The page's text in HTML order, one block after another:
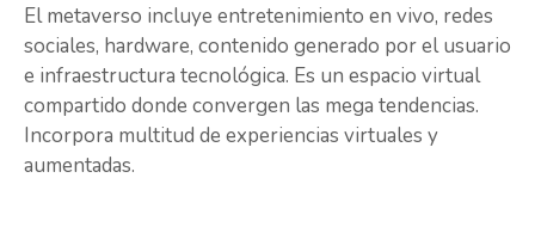
El metaverso incluye entretenimiento en vivo, redes
sociales, hardware, contenido generado por el usuario
e infraestructura tecnológica. Es un espacio virtual
compartido donde convergen las mega tendencias.
Incorpora multitud de experiencias virtuales y
aumentadas.